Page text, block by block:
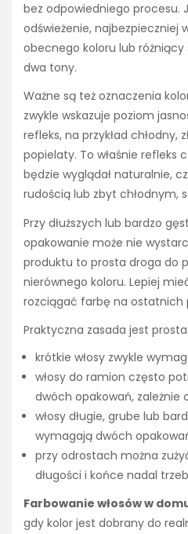
bez odpowiedniego procesu.
odświeżenie, najbezpieczniej
obecnego koloru lub
dwa tony.
Ważne są też oznaczenia
zwykle wskazuje poziom
refleks, na przykład chłodny,
popielaty. To właśnie refleks
będzie wyglądał naturalnie,
rudością lub zbyt chłodnym,
Przy dłuższych lub bardzo
opakowanie może nie
produktu to prosta droga do
nierównego koloru. Lepiej
rozciągać farbę na ostatnich
Praktyczna zasada jest prosta:
krótkie włosy zwykle
włosy do ramion często
dwóch opakowań, zależnie
włosy długie, grube lub
wymagają dwóch
przy odrostach można
długości i końce nadal
Farbowanie włosów w
gdy kolor jest dobrany do